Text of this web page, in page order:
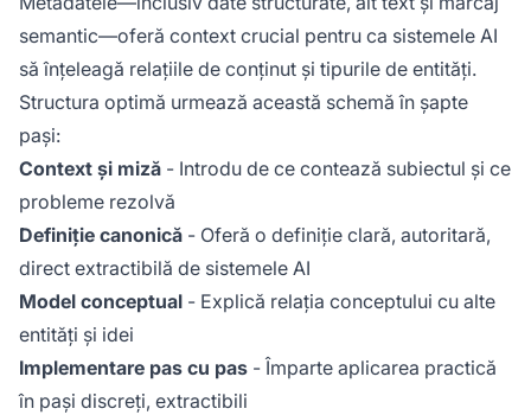
semantic—oferă context crucial pentru ca sistemele AI
să înțeleagă relațiile de conținut și tipurile de entități.
Structura optimă urmează această schemă în șapte
pași:
Context și miză - Introdu de ce contează subiectul și ce
probleme rezolvă
Definiție canonică - Oferă o definiție clară, autoritară,
direct extractibilă de sistemele AI
Model conceptual - Explică relația conceptului cu alte
entități și idei
Implementare pas cu pas - Împarte aplicarea practică
în pași discreți, extractibili